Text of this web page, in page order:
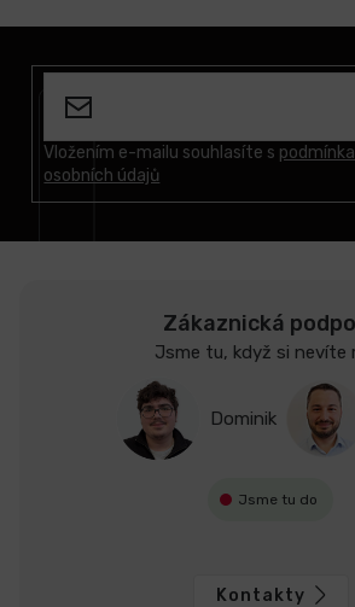
Vložením e-mailu souhlasíte s
osobních údajů
Zákaznická
Jsme tu, když si nevíte
Dominik
Jsme tu do
Kontakty